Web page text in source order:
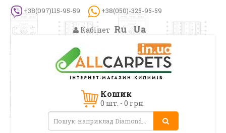
+38(097)115-95-59 +38(050)-325-95-59
Кабінет Ru Ua
Кошик
0 шт. - 0 грн.